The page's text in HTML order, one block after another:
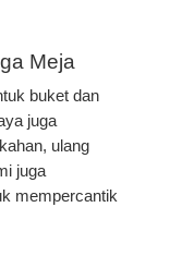
Meja
buket dan
juga
ulang
juga
mempercantik